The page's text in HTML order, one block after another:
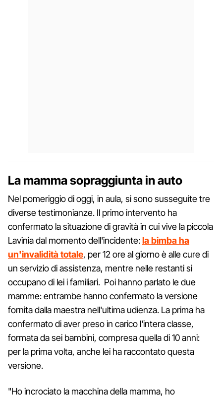
La mamma sopraggiunta in auto
Nel pomeriggio di oggi, in aula, si sono susseguite tre
diverse testimonianze. Il primo intervento ha
confermato la situazione di gravità in cui vive la piccola
Lavinia dal momento dell'incidente:la bimba ha
un'invalidità totale, per 12 ore al giorno è alle cure di
un servizio di assistenza, mentre nelle restanti si
occupano di lei i familiari. Poi hanno parlato le due
mamme: entrambe hanno confermato la versione
fornita dalla maestra nell'ultima udienza. La prima ha
confermato di aver preso in carico l'intera classe,
formata da sei bambini, compresa quella di 10 anni:
per la prima volta, anche lei ha raccontato questa
versione.
"Ho incrociato la macchina della mamma, ho